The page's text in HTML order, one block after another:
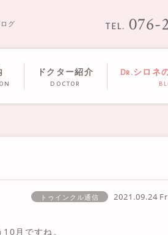
グ
ドクター紹介
doctor
Dr.シロネ
トゥインクル通信 2021.09.24
月ですね。